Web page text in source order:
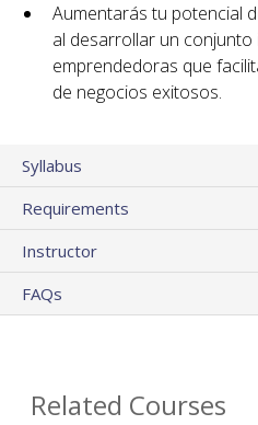
Aumentarás tu potencial
al desarrollar un conjunto
emprendedoras que
de negocios exitosos.
Syllabus
Requirements
Instructor
FAQs
Related Courses